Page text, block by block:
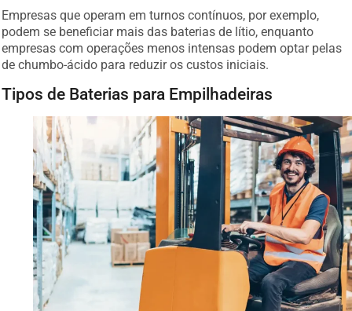
Empresas que operam em turnos contínuos, por exemplo,
podem se beneficiar mais das baterias de lítio, enquanto
empresas com operações menos intensas podem optar pelas
de chumbo-ácido para reduzir os custos iniciais.
Tipos de Baterias para Empilhadeiras